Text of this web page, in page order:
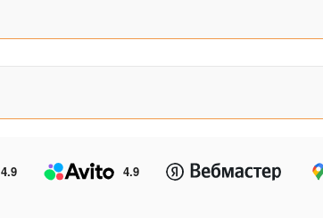
дымок, значит начало
процесс, заливая его
После полного остывания,
масла (в зависимости от
4.9 4.9